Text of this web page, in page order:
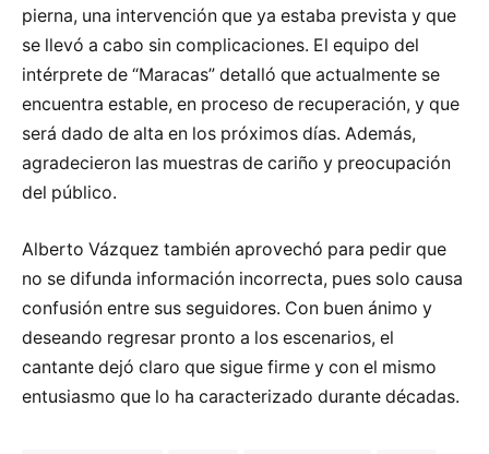
pierna, una intervención que ya estaba prevista y que
se llevó a cabo sin complicaciones. El equipo del
intérprete de “Maracas” detalló que actualmente se
encuentra estable, en proceso de recuperación, y que
será dado de alta en los próximos días. Además,
agradecieron las muestras de cariño y preocupación
del público.
Alberto Vázquez también aprovechó para pedir que
no se difunda información incorrecta, pues solo causa
confusión entre sus seguidores. Con buen ánimo y
deseando regresar pronto a los escenarios, el
cantante dejó claro que sigue firme y con el mismo
entusiasmo que lo ha caracterizado durante décadas.